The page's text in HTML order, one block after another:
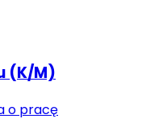
(K/M)
o pracę